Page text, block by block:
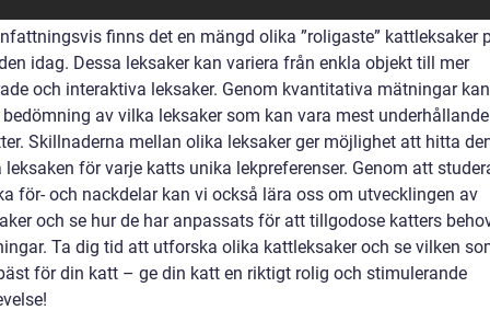
finns det en mängd olika ”roligaste” kattleksaker
idag. Dessa leksaker kan variera från enkla objekt till mer
och interaktiva leksaker. Genom kvantitativa mätningar
av vilka leksaker som kan vara mest
Skillnaderna mellan olika leksaker ger möjlighet att hitta
leksaken för varje katts unika lekpreferenser. Genom att
för- och nackdelar kan vi också lära oss om utvecklingen av
och se hur de har anpassats för att tillgodose katters
Ta dig tid att utforska olika kattleksaker och se vilken
för din katt – ge din katt en riktigt rolig och stimulerande